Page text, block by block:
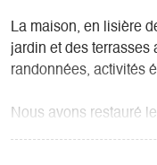
La maison, en lisière
jardin et des terrasses
randonnées, activités
Nous avons restauré
naturels, enduits,